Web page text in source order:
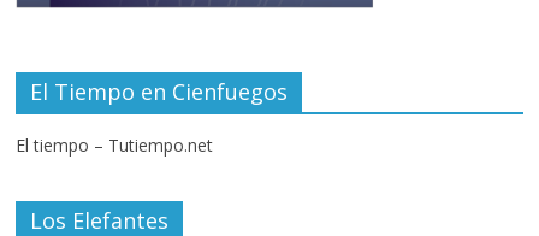
El Tiempo en Cienfuegos
El tiempo – Tutiempo.net
Los Elefantes